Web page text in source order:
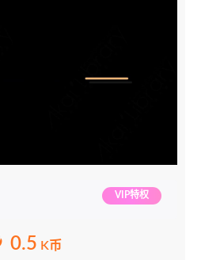
VIP特权
0.5 K币